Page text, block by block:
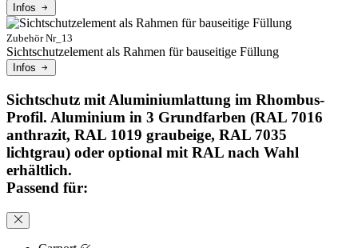
Infos
Zubehör Nr_13
Sichtschutzelement als Rahmen für bauseitige Füllung
Infos
Sichtschutz mit Aluminiumlattung im Rhombus-
Profil. Aluminium in 3 Grundfarben (RAL 7016
anthrazit, RAL 1019 graubeige, RAL 7035
lichtgrau) oder optional mit RAL nach Wahl
erhältlich.
Passend für: